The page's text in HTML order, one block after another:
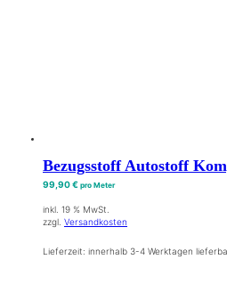
Bezugsstoff Autostoff
99,90€ pro Meter
inkl. 19 % MwSt.
zzgl. Versandkosten
Lieferzeit: innerhalb 3-4 Werktagen